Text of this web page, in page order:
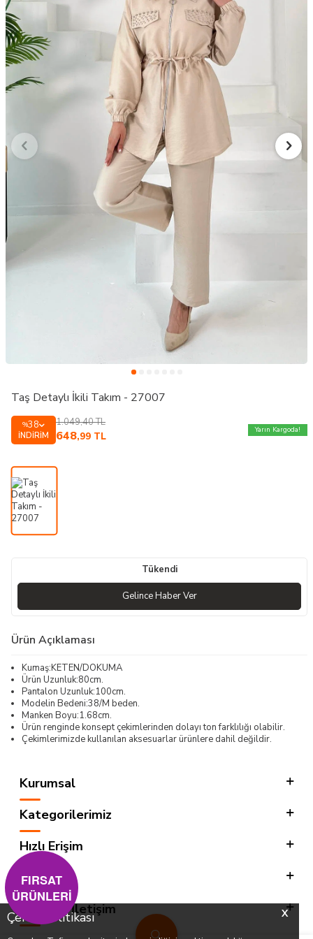
X
Çerez Politikası
Taş Detaylı İkili Takım - 27007
%38
İNDIRIM
1.049,40TL
648,99 TL
Yarın Kargoda!
Tükendi
Gelince Haber Ver
Ürün Açıklaması
Kumaş:KETEN/DOKUMA
Ürün Uzunluk:80cm.
Pantalon Uzunluk:100cm.
Modelin Bedeni:38/M beden.
Manken Boyu:1.68cm.
Ürün renginde konsept çekimlerinden dolayı ton farklılığı olabilir.
Çekimlerimizde kullanılan aksesuarlar ürünlere dahil değildir.
Kurumsal
Kategorilerimiz
Hızlı Erişim
Sosyal
Adres & İletişim
FIRSAT
ÜRÜNLERİ